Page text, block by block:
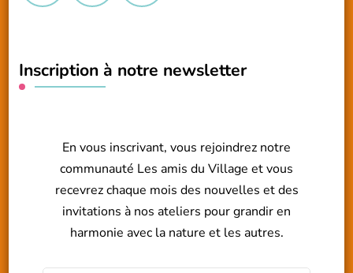
Inscription à notre newsletter
En vous inscrivant, vous rejoindrez notre
communauté Les amis du Village et vous
recevrez chaque mois des nouvelles et des
invitations à nos ateliers pour grandir en
harmonie avec la nature et les autres.